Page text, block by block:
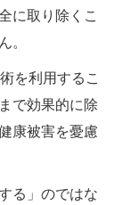
に取り除くこ
。
を利用するこ
で効果的に除
康被害を憂慮
る」のではな